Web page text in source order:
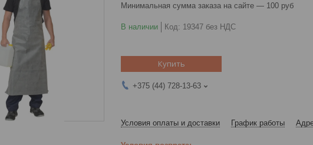
Минимальная сумма заказа на сайте — 100 руб
В наличии Код: 19347 без НДС
Купить
+375 (44) 728-13-63
Условия оплаты и доставки График работы